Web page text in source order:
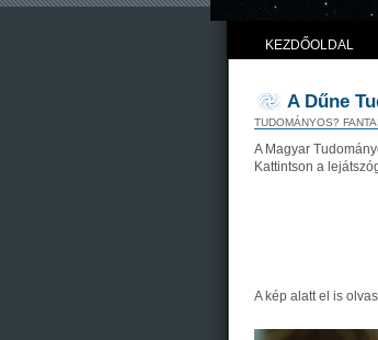
KEZDŐOLDAL
A Dűne
TUDOMÁNYOS?
A Magyar
Kattintson a
A kép alatt el is